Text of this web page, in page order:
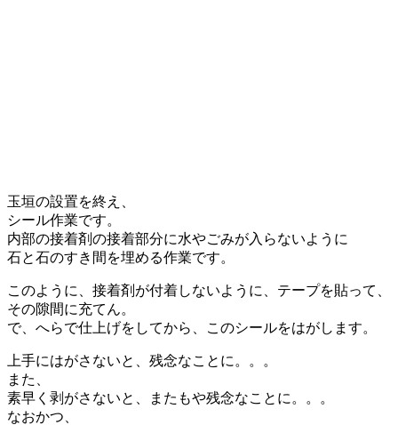
玉垣の設置を終え、
シール作業です。
内部の接着剤の接着部分に水やごみが入らないように
石と石のすき間を埋める作業です。
このように、接着剤が付着しないように、テープを貼って、
その隙間に充てん。
で、へらで仕上げをしてから、このシールをはがします。
上手にはがさないと、残念なことに。。。
また、
素早く剥がさないと、またもや残念なことに。。。
なおかつ、